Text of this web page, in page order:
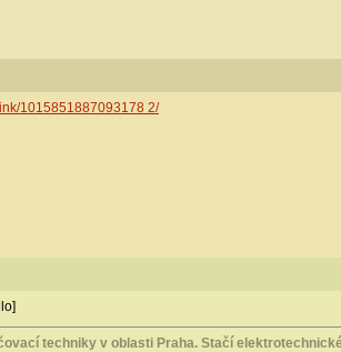
1015851887093178 2/
techniky v oblasti Praha. Stačí